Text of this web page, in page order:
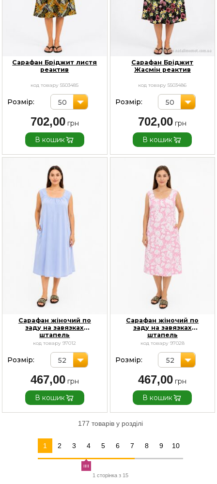
Сарафан Бріджит листя
реактив
код товару 5503485
Розмір: 50
702,00
В кошик
Сарафан Бріджит
Жасмін реактив
код товару 5503486
Розмір: 50
702,00
В кошик
Сарафан жіночий по
заду на завязках
штапель
код товару 97012
Розмір: 52
467,00
В кошик
Сарафан жіночий по
заду на завязках
штапель
код товару 97028
Розмір: 52
467,00
В кошик
177 товарів у розділі
1 2 3 4 5 6 7 8 9 10
1 сторінка з 15